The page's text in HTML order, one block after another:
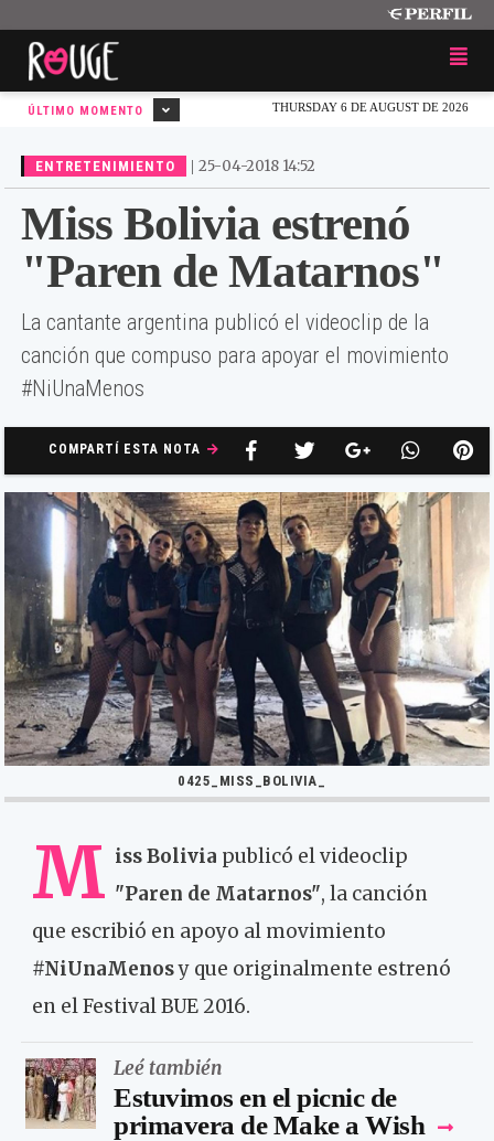
THURSDAY 6 DE AUGUST DE 2026
ÚLTIMO MOMENTO
ENTRETENIMIENTO | 25-04-2018 14:52
Miss Bolivia estrenó
"Paren de Matarnos"
La cantante argentina publicó el videoclip de la
canción que compuso para apoyar el movimiento
#NiUnaMenos
COMPARTÍ ESTA NOTA
0425_MISS_BOLIVIA_
M iss Bolivia publicó el videoclip
"Paren de Matarnos", la canción
que escribió en apoyo al movimiento
#NiUnaMenosy que originalmente estrenó
en el Festival BUE 2016.
Leé también
Estuvimos en el picnic de
primavera de Make a Wish